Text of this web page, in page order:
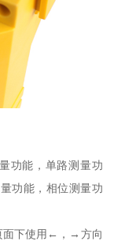
功能，单路测量功
功能，相位测量功
面下使用←，→方向